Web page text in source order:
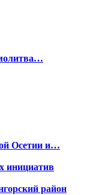
Осетии и…
инициатив
район